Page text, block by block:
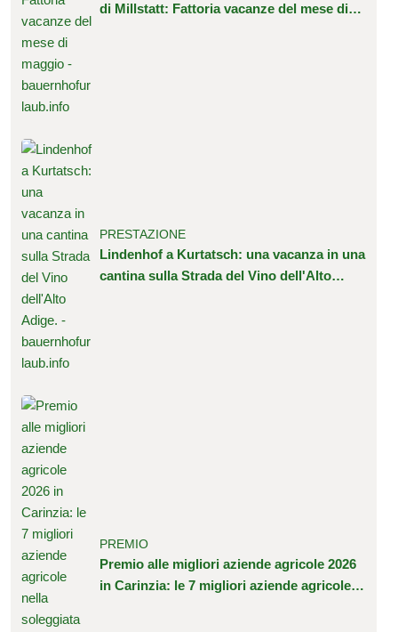
di Millstatt: Fattoria vacanze del mese di
PRESTAZIONE
Lindenhof a Kurtatsch: una vacanza in una
cantina sulla Strada del Vino dell'Alto
PREMIO
Premio alle migliori aziende agricole 2026
in Carinzia: le 7 migliori aziende agricole